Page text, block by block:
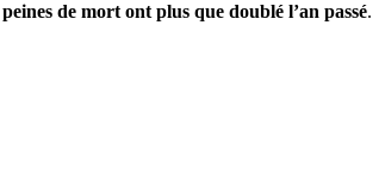
de mort ont plus que doublé l’an passé.